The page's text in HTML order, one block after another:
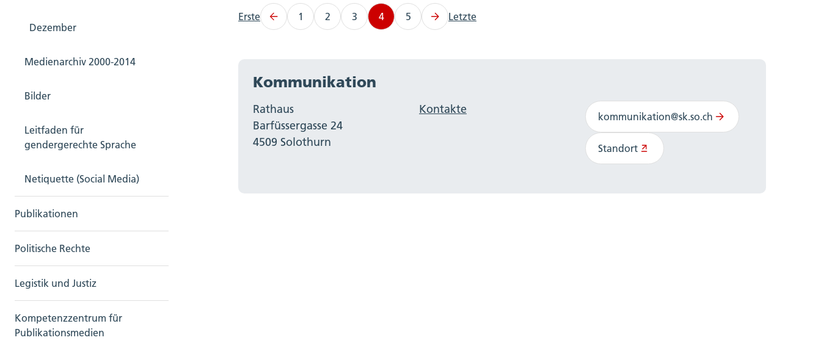
Dezember
Medienarchiv 2000-2014
Bilder
Leitfaden für
gendergerechte Sprache
Netiquette (Social Media)
Publikationen
Politische Rechte
Legistik und Justiz
Kompetenzzentrum für
Publikationsmedien
Erste 1 2 3 4 5 Letzte
Kommunikation
Rathaus
Barfüssergasse 24
4509 Solothurn
Kontakte
kommunikation@sk.so.ch
Standort